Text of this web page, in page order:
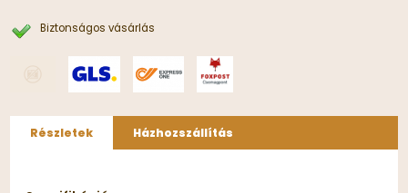
Biztonságos vásárlás
Részletek Házhozszállítás